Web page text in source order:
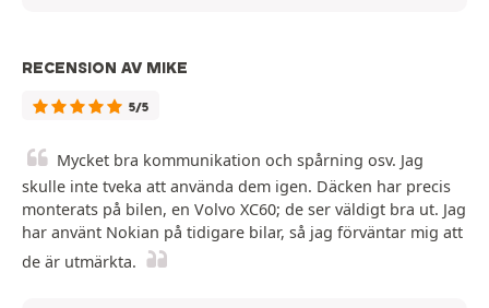
RECENSION AV MIKE
5/5
Mycket bra kommunikation och spårning osv. Jag
skulle inte tveka att använda dem igen. Däcken har precis
monterats på bilen, en Volvo XC60; de ser väldigt bra ut. Jag
har använt Nokian på tidigare bilar, så jag förväntar mig att
de är utmärkta.